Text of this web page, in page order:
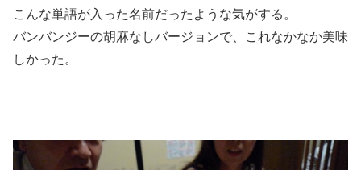
こんな単語が入った名前だったような気がする。
バンバンジーの胡麻なしバージョンで、これなかなか美味
しかった。